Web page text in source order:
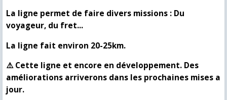
La ligne permet de faire divers missions : Du
voyageur, du fret...
La ligne fait environ 20-25km.
⚠️ Cette ligne et encore en développement. Des
améliorations arriverons dans les prochaines mises a
jour.